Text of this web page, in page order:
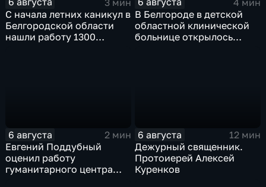
С начала летних каникул в
Белгородской области
нашли работу 1300
В Белгороде в детской
областной клинической
больнице открылось
6 августа
2 мин
Евгений Поддубный
оценил работу
гуманитарного центра
6 августа
12 мин
Дежурный священник.
Протоиерей Алексей
Куренков